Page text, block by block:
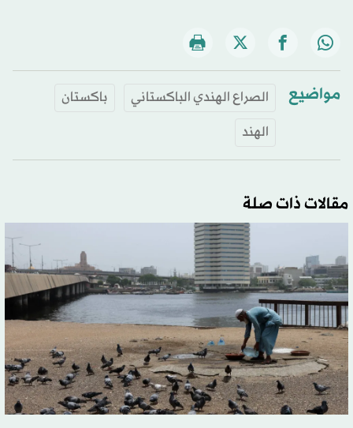
مواضيع الصراع الهندي الباكستاني
باكستان
الهند
مقالات ذات صلة